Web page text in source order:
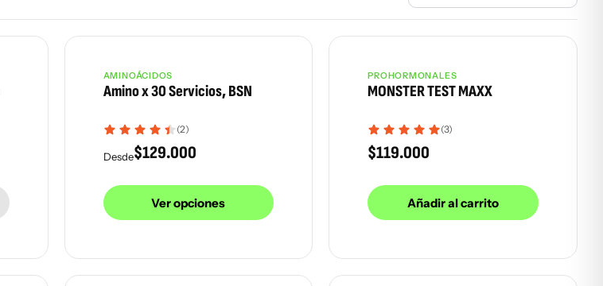
AMINOÁCIDOS
Amino x 30 Servicios, BSN
(2)
Desde$129.000
Ver opciones
Más vendido
PROHORMONALES
MONSTER TEST MAXX
(3)
$119.000
Añadir al carrito